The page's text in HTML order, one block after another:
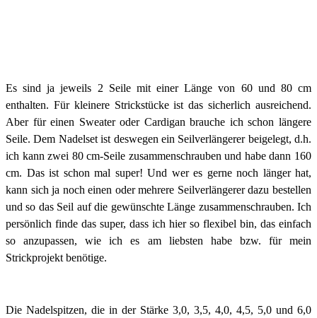
Es sind ja jeweils 2 Seile mit einer Länge von 60 und 80 cm
enthalten. Für kleinere Strickstücke ist das sicherlich ausreichend.
Aber für einen Sweater oder Cardigan brauche ich schon längere
Seile. Dem Nadelset ist deswegen ein Seilverlängerer beigelegt, d.h.
ich kann zwei 80 cm-Seile zusammenschrauben und habe dann 160
cm. Das ist schon mal super! Und wer es gerne noch länger hat,
kann sich ja noch einen oder mehrere Seilverlängerer dazu bestellen
und so das Seil auf die gewünschte Länge zusammenschrauben. Ich
persönlich finde das super, dass ich hier so flexibel bin, das einfach
so anzupassen, wie ich es am liebsten habe bzw. für mein
Strickprojekt benötige.
Die Nadelspitzen, die in der Stärke 3,0, 3,5, 4,0, 4,5, 5,0 und 6,0